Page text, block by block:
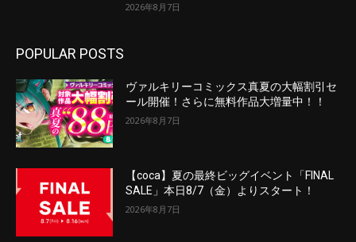
2026年8月7日
POPULAR POSTS
ヴァルキリーコミックス真夏の大幅割引セ
ール開催！さらに無料作品大増量中！！
2026年8月7日
【coca】夏の最終ビッグイベント「FINAL
SALE」本日8/7（金）よりスタート！
2026年8月7日